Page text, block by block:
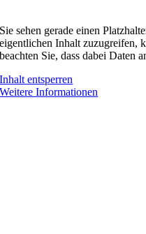
Sie sehen gerade einen
eigentlichen Inhalt zuzugreifen,
beachten Sie, dass dabei Daten
Inhalt entsperren
Weitere Informationen